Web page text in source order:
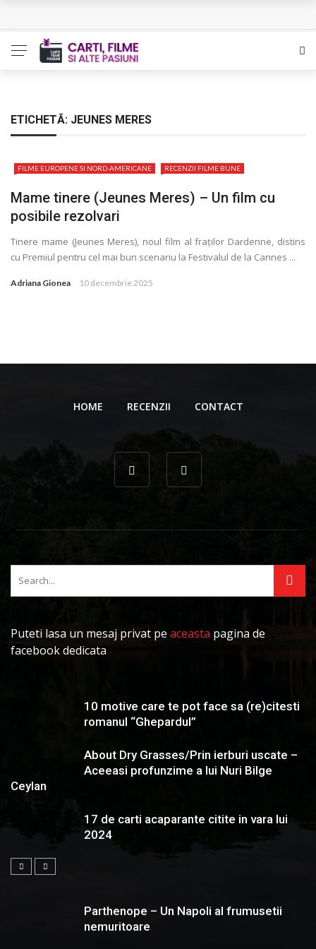
Bolla – O iubire interzisa din Pristina
Indragostitii de Franz K. – Justitiarii literaturii
ETICHETĂ: JEUNES MERES
FILME EUROPENE SI NORD-AMERICANE RECENZII FILME BUNE
Mame tinere (Jeunes Meres) – Un film cu
posibile rezolvari
Tinere mame (Jeunes Meres), noul film al fraţilor Dardenne, distins
cu Premiul pentru cel mai bun scenariu la Festivalul de la Cannes ...
Adriana Gionea 10 decembrie 2025
HOME RECENZII CONTACT
Puteti lasa un mesaj privat pe aceasta pagina de
facebook dedicata
10 motive care te pot face sa (re)citesti
romanul “Ghepardul”
About Dry Grasses/Prin ierburi uscate –
Aceeasi profunzime a lui Nuri Bilge
Ceylan
17 de carti acaparante citite in vara lui
2024
Parthenope – Un Napoli al frumusetii
nemuritoare